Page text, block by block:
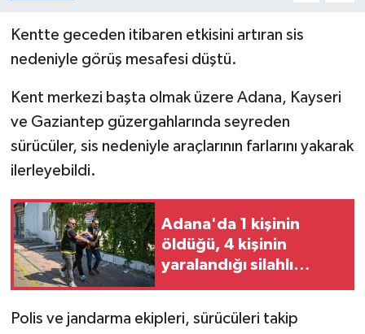
Kentte geceden itibaren etkisini artıran sis
nedeniyle görüş mesafesi düştü.
Kent merkezi başta olmak üzere Adana, Kayseri
ve Gaziantep güzergahlarında seyreden
sürücüler, sis nedeniyle araçlarının farlarını yakarak
ilerleyebildi.
Adana'da 1 kişinin
öldüğü, 4 kişinin
yaralandığı silahlı
Polis ve jandarma ekipleri, sürücüleri takip